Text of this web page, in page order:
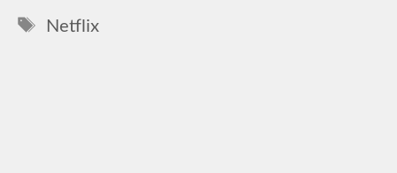
Címkék
Netflix